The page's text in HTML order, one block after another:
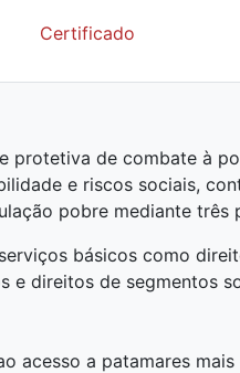
Certificado
protetiva de combate à
e riscos sociais,
pobre mediante três
básicos como
e direitos de segmentos
acesso a patamares